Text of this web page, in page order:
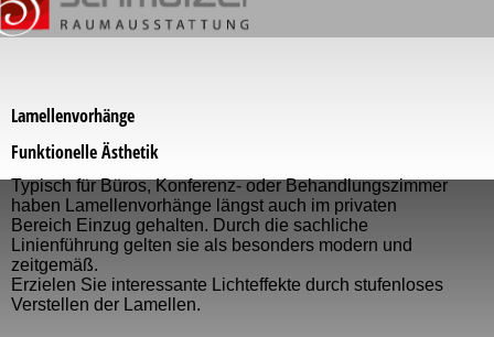
Lamellenvorhänge
Funktionelle Ästhetik
Typisch für Büros, Konferenz- oder Behandlungszimmer
haben Lamellenvorhänge längst auch im privaten
Bereich Einzug gehalten. Durch die sachliche
Linienführung gelten sie als besonders modern und
zeitgemäß.
Erzielen Sie interessante Lichteffekte durch stufenloses
Verstellen der Lamellen.